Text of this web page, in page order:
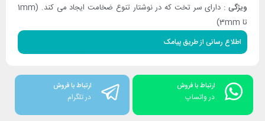
ویژگی
: دارای سر تخت که در نوشتار تنوع ضخامت ایجاد می کند. (1mm
تا 3mm)
اطلاع رسانی از طریق پیامک
ارتباط با فروش
در واتساپ
ارتباط با فروش
در تلگرام